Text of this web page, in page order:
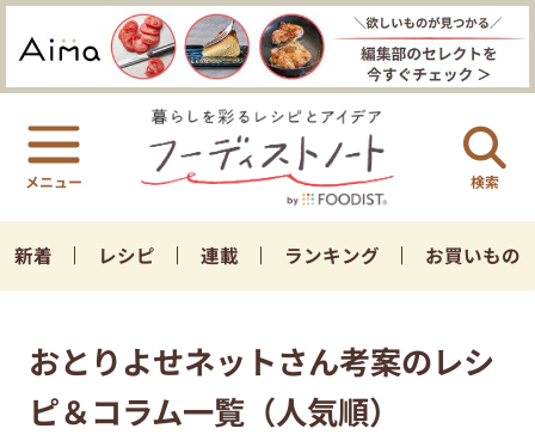
検索
新着 レシピ 連載 ランキング お買いもの
おとりよせネットさん考案のレシ
ピ＆コラム一覧（人気順）